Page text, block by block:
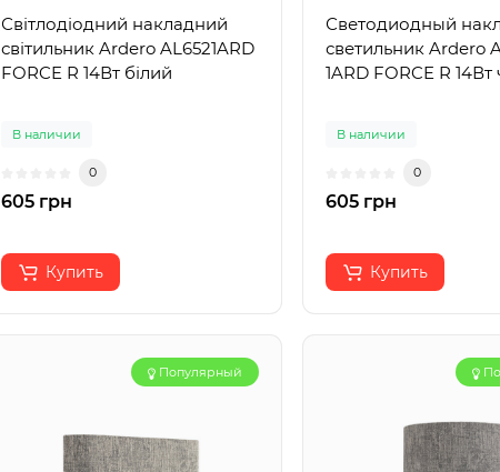
Світлодіодний накладний
світильник Ardero AL6521ARD
FORCE R 14Вт білий
В наличии
0
605 грн
Купить
Светодиодный
светильник Ardero
1ARD FORCE R
В наличии
0
605 грн
Купить
Популярный